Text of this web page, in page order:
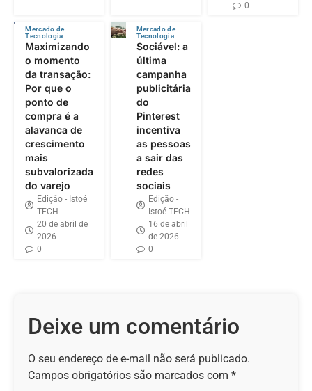
0
Mercado de
Tecnologia
Maximizando
o momento
da transação:
Por que o
ponto de
compra é a
alavanca de
crescimento
mais
subvalorizada
do varejo
Edição - Istoé
TECH
20 de abril de
2026
0
Mercado de
Tecnologia
Sociável: a
última
campanha
publicitária
do
Pinterest
incentiva
as pessoas
a sair das
redes
sociais
Edição -
Istoé TECH
16 de abril
de 2026
0
Deixe um comentário
O seu endereço de e-mail não será publicado.
Campos obrigatórios são marcados com *